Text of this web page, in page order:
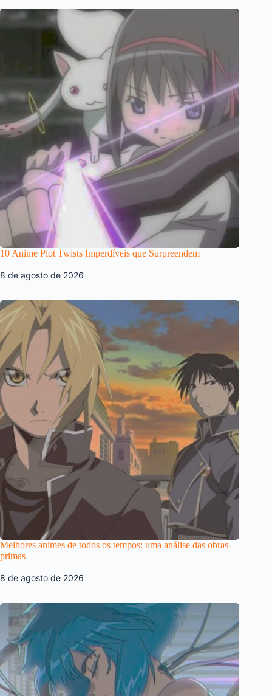
10 Anime Plot Twists Imperdíveis que Surpreendem
8 de agosto de 2026
Melhores animes de todos os tempos: uma análise das obras-
primas
8 de agosto de 2026